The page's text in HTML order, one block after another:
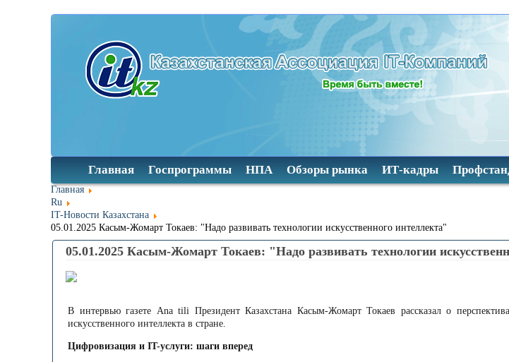
Главная Госпрограммы НПА Обзоры рынка ИТ-кадры
Главная
Ru
IT-Новости Казахстана
05.01.2025 Касым-Жомарт Токаев: "Надо развивать технологии искусственного интеллекта"
05.01.2025 Касым-Жомарт Токаев: "Надо развивать технологии
В интервью газете Ana tili Президент Казахстана Касым-Жомарт Токаев рассказал о
искусственного интеллекта в стране.
Цифровизация и IT-услуги: шаги вперед